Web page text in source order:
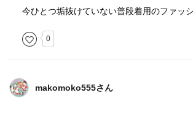
今ひとつ垢抜けていない普段着用のファッシ
0
makomoko555さん